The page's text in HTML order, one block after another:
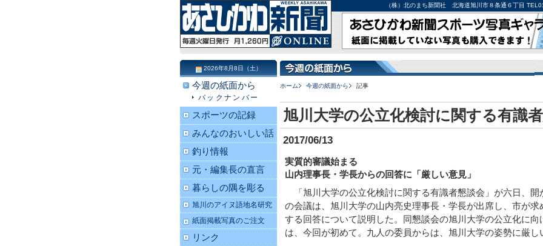
（株）北のまち新聞社 北海道旭川市８条通６丁目
ホーム 今週の紙面から 記事
旭川大学の公立化検討に関する有識
2017/06/13
実質的審議始まる
山内理事長・学長からの回答に「厳しい意見」
「旭川大学の公立化検討に関する有識者懇談会」が六日、開
の会議は、旭川大学の山内亮史理事長・学長が出席し、市が求
する回答について説明した。同懇談会の旭川大学の公立化に向
は、今回が初めて。九人の委員からは、旭川大学の姿勢に厳し
2026年8月8日（土）
今週の紙面から
バックナンバー
スポーツの記録
みんなのおいしい話
釣り情報
元・編集長の直言
暮らしの隅を彫る
旭川のアイヌ語地名研究
紙面掲載写真のご注文
リンク